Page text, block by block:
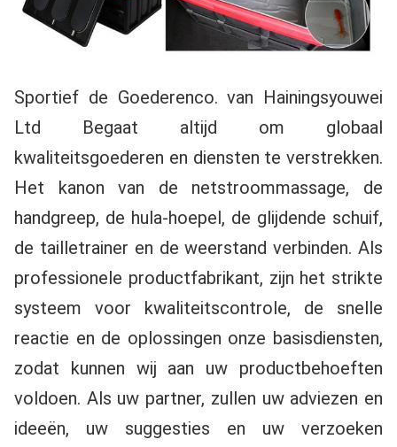
Sportief de Goederenco. van Hainingsyouwei
Ltd Begaat altijd om globaal
kwaliteitsgoederen en diensten te verstrekken.
Het kanon van de netstroommassage, de
handgreep, de hula-hoepel, de glijdende schuif,
de tailletrainer en de weerstand verbinden. Als
professionele productfabrikant, zijn het strikte
systeem voor kwaliteitscontrole, de snelle
reactie en de oplossingen onze basisdiensten,
zodat kunnen wij aan uw productbehoeften
voldoen. Als uw partner, zullen uw adviezen en
ideeën, uw suggesties en uw verzoeken